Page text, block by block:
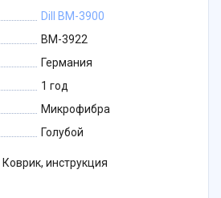
Dill BM-3900
BM-3922
Германия
1 год
Микрофибра
Голубой
Коврик, инструкция